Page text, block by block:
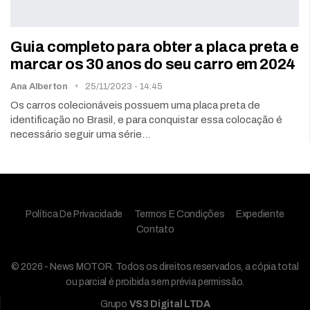
Guia completo para obter a placa preta e
marcar os 30 anos do seu carro em 2024
Ana Alberton 25/11/2023 - 14:45
Os carros colecionáveis ​​possuem uma placa preta de
identificação no Brasil, e para conquistar essa colocação é
necessário seguir uma série…
Política De Privacidade Termos E Condições
Expediente
Contato
© 2026 - News MOTOR. Todos os direitos reservados, a cópia total
ou parcial é proibida sem prévia permissão.
Grupo VS3 Digital LTDA